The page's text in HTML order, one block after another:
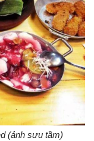
(ảnh sưu tầm)